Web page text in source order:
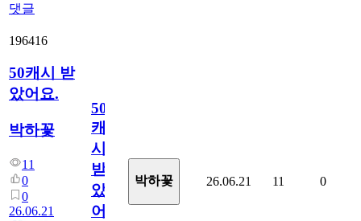
댓글
196416
50캐시 받
았어요.
박하꽃
11
0
0
26.06.21
50
캐
시
받
았
어
박하꽃 26.06.21 11 0